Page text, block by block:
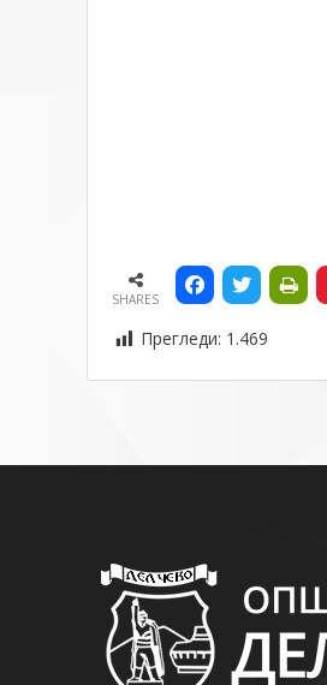
SHARES
Прегледи: 1.469